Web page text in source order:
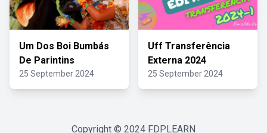
Um Dos Boi Bumbás
De Parintins
25 September 2024
Uff Transferência
Externa 2024
25 September 2024
Copyright © 2024 FDPLEARN